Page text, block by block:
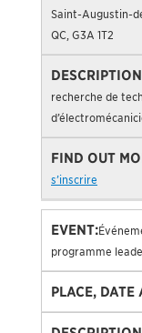
Saint-Augustin-
QC, G3A 1T2
recherche de
s’inscrire
programme